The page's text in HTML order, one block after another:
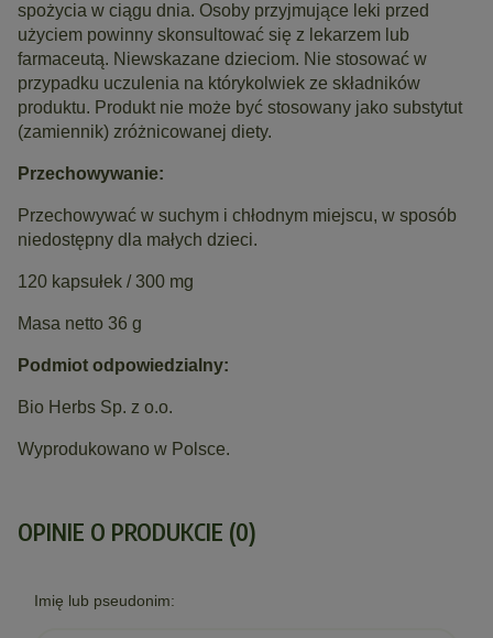
spożycia w ciągu dnia. Osoby przyjmujące leki przed
użyciem powinny skonsultować się z lekarzem lub
farmaceutą. Niewskazane dzieciom. Nie stosować w
przypadku uczulenia na którykolwiek ze składników
produktu. Produkt nie może być stosowany jako substytut
(zamiennik) zróżnicowanej diety.
Przechowywanie:
Przechowywać w suchym i chłodnym miejscu, w sposób
niedostępny dla małych dzieci.
120 kapsułek / 300 mg
Masa netto 36 g
Podmiot odpowiedzialny:
Bio Herbs Sp. z o.o.
Wyprodukowano w Polsce.
OPINIE O PRODUKCIE (0)
Imię lub pseudonim: